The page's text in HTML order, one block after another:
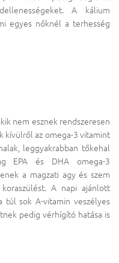
A kálium
egyes nőknél a terhesség
nem esznek rendszeresen
kívülről az omega-3 vitamint
leggyakrabban tőkehal
EPA és DHA omega-3
a magzati agy és szem
A napi ajánlott
sok A-vitamin veszélyes
pedig vérhígító hatása is